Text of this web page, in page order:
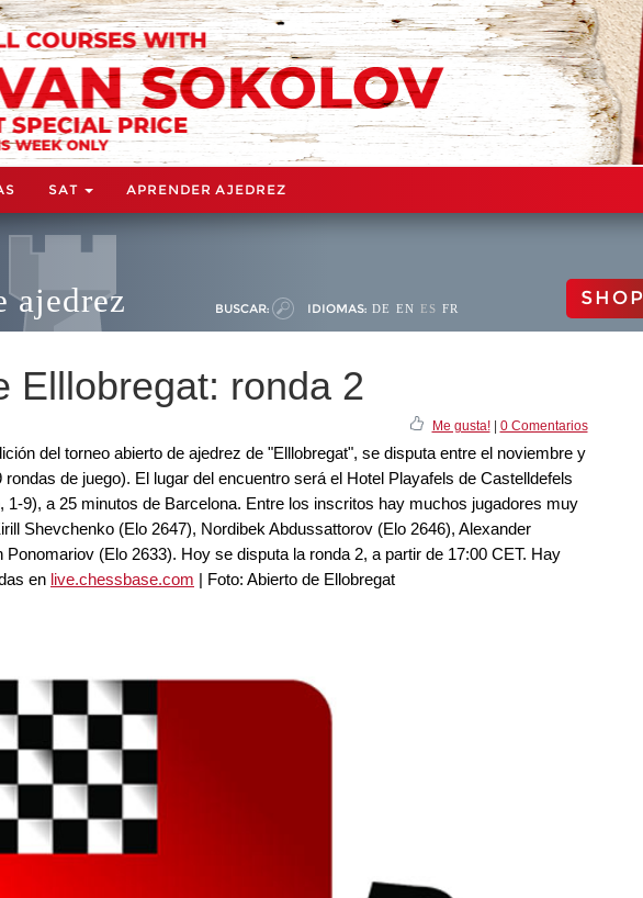
SAT APRENDER AJEDREZ
ajedrez BUSCAR: IDIOMAS: DE EN ES FR SHOP
Elllobregat: ronda 2
Me gusta!| 0 Comentarios
del torneo abierto de ajedrez de "Elllobregat", se disputa entre el noviembre y
de juego). El lugar del encuentro será el Hotel Playafels de Castelldefels
1-9), a 25 minutos de Barcelona. Entre los inscritos hay muchos jugadores muy
Shevchenko (Elo 2647), Nordibek Abdussattorov (Elo 2646), Alexander
(Elo 2633). Hoy se disputa la ronda 2, a partir de 17:00 CET. Hay
en live.chessbase.com | Foto: Abierto de Ellobregat